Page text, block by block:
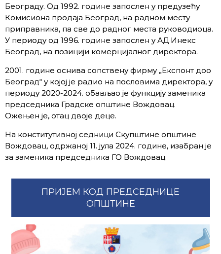
Београду. Од 1992. године запослен у предузећу
Комисиона продаја Београд, на радном месту
приправника, па све до радног места руководиоца.
У периоду од 1996. године запослен у АД Инекс
Београд, на позицији комерцијалног директора.
2001. године оснива сопствену фирму „Експонт доо
Београд“ у којој је радио на пословима директора, у
периоду 2020-2024. обављао је функцију заменика
председника Градске општине Вождовац.
Ожењен је, отац двоје деце.
На конститутивној седници Скупштине општине
Вождовац, одржаној 11. јула 2024. године, изабран је
за заменика председника ГО Вождовац.
ПРИЈЕМ КОД ПРЕДСЕДНИЦЕ
ОПШТИНЕ